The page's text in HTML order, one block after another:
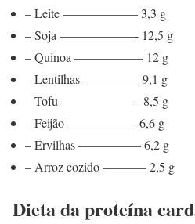
– Leite —————— 3,3 g
– Soja ——————- 12,5 g
– Quinoa —————– 12 g
– Lentilhas ————– 9,1 g
– Tofu ——————- 8,5 g
– Feijão —————– 6,6 g
– Ervilhas ————— 6,2 g
– Arroz cozido ———– 2,5 g
Dieta da proteína